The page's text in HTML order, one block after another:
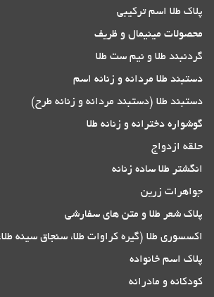
پلاک طلا اسم ترکیبی
محصولات مینیمال و ظریف
گردنبند طلا و نیم ست طلا
دستبند طلا مردانه و زنانه اسم
دستبند طلا (دستبند مردانه و زنانه طرح)
گوشواره دخترانه و زنانه طلا
حلقه ازدواج
انگشتر طلا ساده زنانه
جواهرات زرین
پلاک شعر طلا و متن های سفارشی
اکسسوری طلا (گیره کراوات طلا، سنجاق سینه
پلاک اسم خانواده
کودکانه و مادرانه